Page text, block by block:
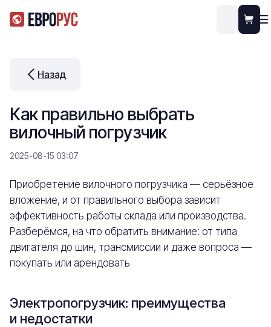
Назад
Как правильно выбрать
вилочный погрузчик
2025-08-15 03:07
Приобретение вилочного погрузчика — серьёзное
вложение, и от правильного выбора зависит
эффективность работы склада или производства.
Разберёмся, на что обратить внимание: от типа
двигателя до шин, трансмиссии и даже вопроса —
покупать или арендовать
Электропогрузчик: преимущества
и недостатки